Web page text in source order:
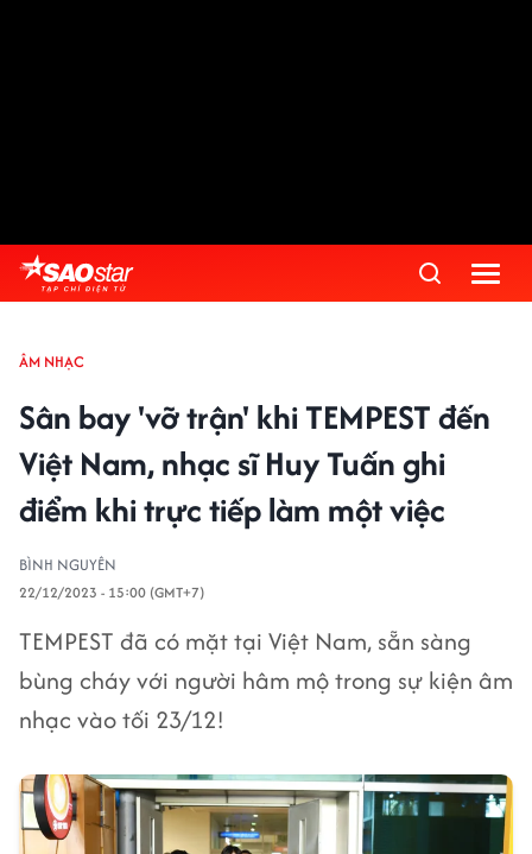
ÂM NHẠC
Sân bay 'vỡ trận' khi TEMPEST đến
Việt Nam, nhạc sĩ Huy Tuấn ghi
điểm khi trực tiếp làm một việc
BÌNH NGUYÊN
22/12/2023 - 15:00 (GMT+7)
TEMPEST đã có mặt tại Việt Nam, sẵn sàng
bùng cháy với người hâm mộ trong sự kiện âm
nhạc vào tối 23/12!